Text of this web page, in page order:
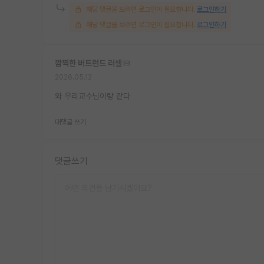
해당 댓글을 보려면 로그인이 필요합니다. 로그인하기
해당 댓글을 보려면 로그인이 필요합니다. 로그인하기
깜찍한 버트런드 러셀
와 우리교수님이랑 같다
대댓글 쓰기
댓글쓰기